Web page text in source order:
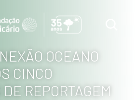
OCEANO
CINCO
REPORTAGEM